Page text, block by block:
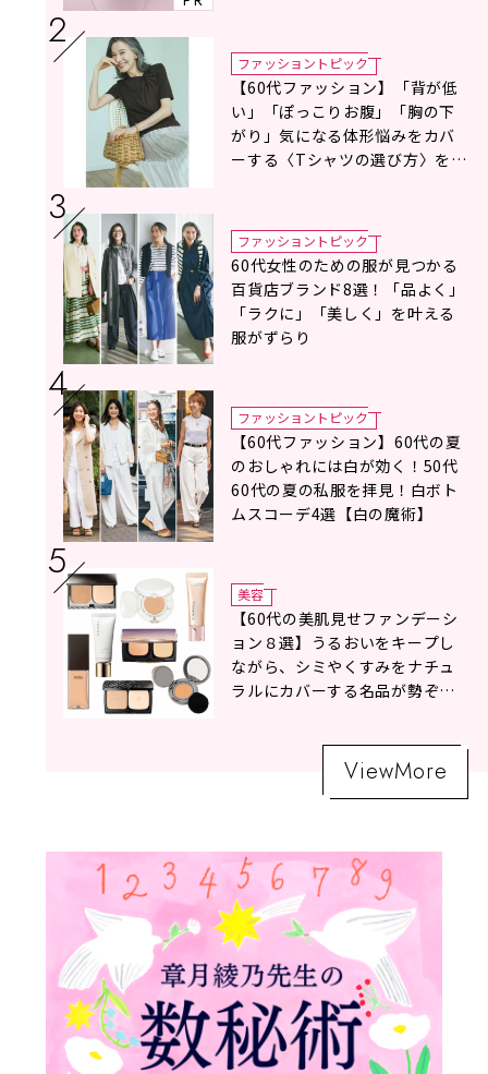
ファッショントピック
【60代ファッション】「背が低
い」「ぽっこりお腹」「胸の下
がり」気になる体形悩みをカバ
ーする〈Tシャツの選び方〉をス
ファッショントピック
60代女性のための服が見つかる
百貨店ブランド8選！「品よく」
「ラクに」「美しく」を叶える
服がずらり
ファッショントピック
【60代ファッション】60代の夏
のおしゃれには白が効く！50代
60代の夏の私服を拝見！白ボト
ムスコーデ4選【白の魔術】
美容
【60代の美肌見せファンデーシ
ョン８選】うるおいをキープし
ながら、シミやくすみをナチュ
ラルにカバーする名品が勢ぞろ
ViewMore